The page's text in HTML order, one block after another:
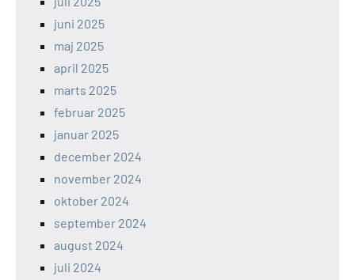
juni 2025
maj 2025
april 2025
marts 2025
februar 2025
januar 2025
december 2024
november 2024
oktober 2024
september 2024
august 2024
juli 2024